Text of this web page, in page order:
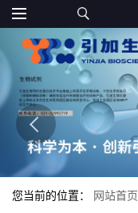
您当前的位置： 网站首页